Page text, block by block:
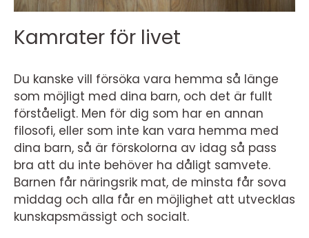
Kamrater för livet
Du kanske vill försöka vara hemma så länge
som möjligt med dina barn, och det är fullt
förståeligt. Men för dig som har en annan
filosofi, eller som inte kan vara hemma med
dina barn, så är förskolorna av idag så pass
bra att du inte behöver ha dåligt samvete.
Barnen får näringsrik mat, de minsta får sova
middag och alla får en möjlighet att utvecklas
kunskapsmässigt och socialt.